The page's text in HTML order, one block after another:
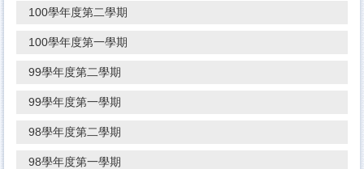
100學年度第二學期
100學年度第一學期
99學年度第二學期
99學年度第一學期
98學年度第二學期
98學年度第一學期